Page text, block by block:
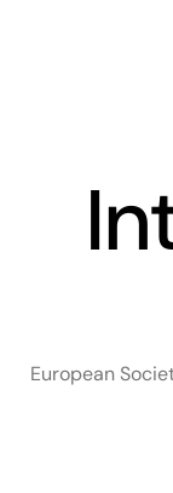
European